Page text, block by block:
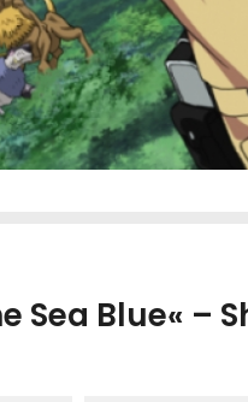
Sea Blue« –